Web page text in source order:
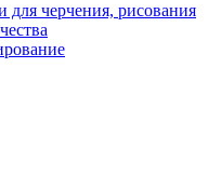
черчения, рисования